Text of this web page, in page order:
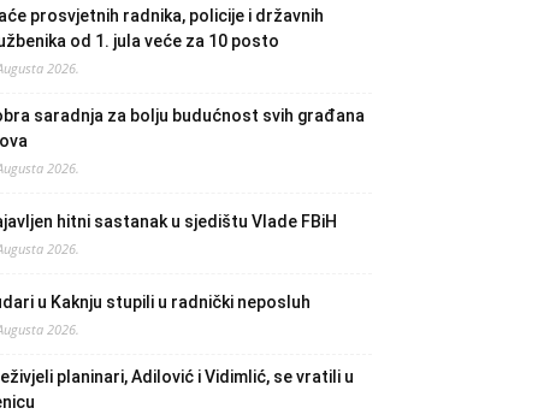
prosvjetnih radnika, policije i državnih
od 1. jula veće za 10 posto
2026.
saradnja za bolju budućnost svih građana
2026.
hitni sastanak u sjedištu Vlade FBiH
2026.
u Kaknju stupili u radnički neposluh
2026.
planinari, Adilović i Vidimlić, se vratili u